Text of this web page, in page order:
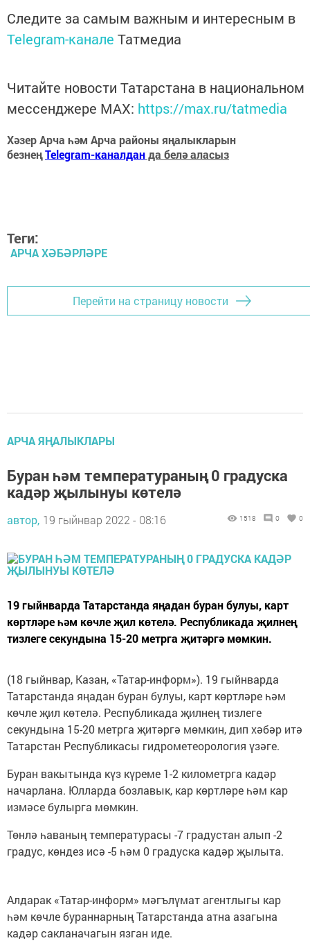
Следите за самым важным и интересным в
Telegram-канале Татмедиа
Читайте новости Татарстана в национальном
мессенджере MАХ: https://max.ru/tatmedia
Хәзер Арча һәм Арча районы яңалыкларын
безнеңTelegram-каналданда белә аласыз
Теги:
АРЧА ХӘБӘРЛӘРЕ
Перейти на страницу новости
АРЧА ЯҢАЛЫКЛАРЫ
Буран һәм температураның 0 градуска
кадәр җылынуы көтелә
автор, 19 гыйнвар 2022 - 08:16 1518 0 0
19 гыйнварда Татарстанда яңадан буран булуы, карт
көртләре һәм көчле җил көтелә. Республикада җилнең
тизлеге секундына 15-20 метрга җитәргә мөмкин.
(18 гыйнвар, Казан, «Татар-информ»). 19 гыйнварда
Татарстанда яңадан буран булуы, карт көртләре һәм
көчле җил көтелә. Республикада җилнең тизлеге
секундына 15-20 метрга җитәргә мөмкин, дип хәбәр итә
Татарстан Республикасы гидрометеорология үзәге.
Буран вакытында күз күреме 1-2 километрга кадәр
начарлана. Юлларда бозлавык, кар көртләре һәм кар
измәсе булырга мөмкин.
Төнлә һаваның температурасы -7 градустан алып -2
градус, көндез исә -5 һәм 0 градуска кадәр җылыта.
Алдарак «Татар-информ» мәгълүмат агентлыгы кар
һәм көчле бураннарның Татарстанда атна азагына
кадәр сакланачагын язган иде.